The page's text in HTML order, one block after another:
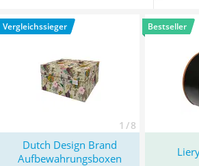
Beheizbare Handschuhe
Gesundheitsschuhe
Überzeugt hat uns hier im August 2026
ModellDutch Design Brand
Vergleichssieger
1 / 8
Bestseller
Dutch Design Brand
Aufbewahrungsboxen